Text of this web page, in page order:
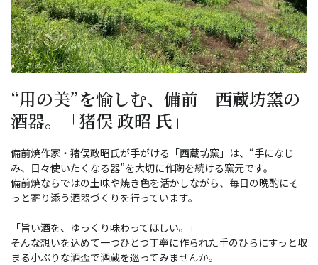
“用の美”を愉しむ、備前 西蔵坊窯の
酒器。「猪俣 政昭 氏」
備前焼作家・猪俣政昭氏が手がける「西蔵坊窯」は、“手になじ
み、日々使いたくなる器”を大切に作陶を続ける窯元です。
備前焼ならではの土味や焼き色を活かしながら、毎日の晩酌にそ
っと寄り添う酒器づくりを行っています。
「旨い酒を、ゆっくり味わってほしい。」
そんな想いを込めて一つひとつ丁寧に作られた手のひらにすっと収
まる小ぶりな酒盃で酒蔵を巡ってみませんか。